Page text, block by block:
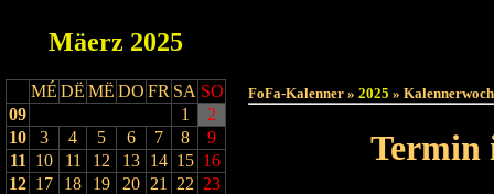
Mäerz 2025
MÉ DË MË DO FR SA SO
09
1
2
10
3 4 5 6 7 8
9
11
10 11 12 13 14 15 16
12 17 18 19 20 21 22 23
FoFa-Kalenner » 2025 »
Termin